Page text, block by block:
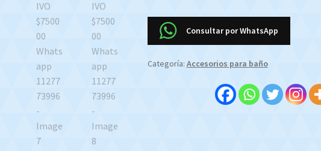
Gala
162/72
Oro
Consultar por WhatsApp
Categoría: Accesorios para baño